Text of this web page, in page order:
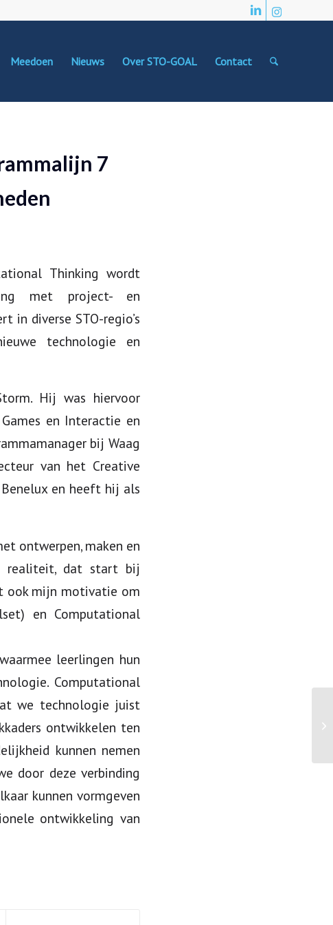
Meedoen Nieuws Over STO-GOAL Contact
7
Thinking wordt
met project- en
in diverse STO-regio’s
technologie en
Hij was hiervoor
en Interactie en
bij Waag
van het Creative
en heeft hij als
ontwerpen, maken en
realiteit, dat start bij
ook mijn motivatie om
en Computational
leerlingen hun
Computational
we technologie juist
ontwikkelen ten
kunnen nemen
door deze verbinding
kunnen vormgeven
ontwikkeling van